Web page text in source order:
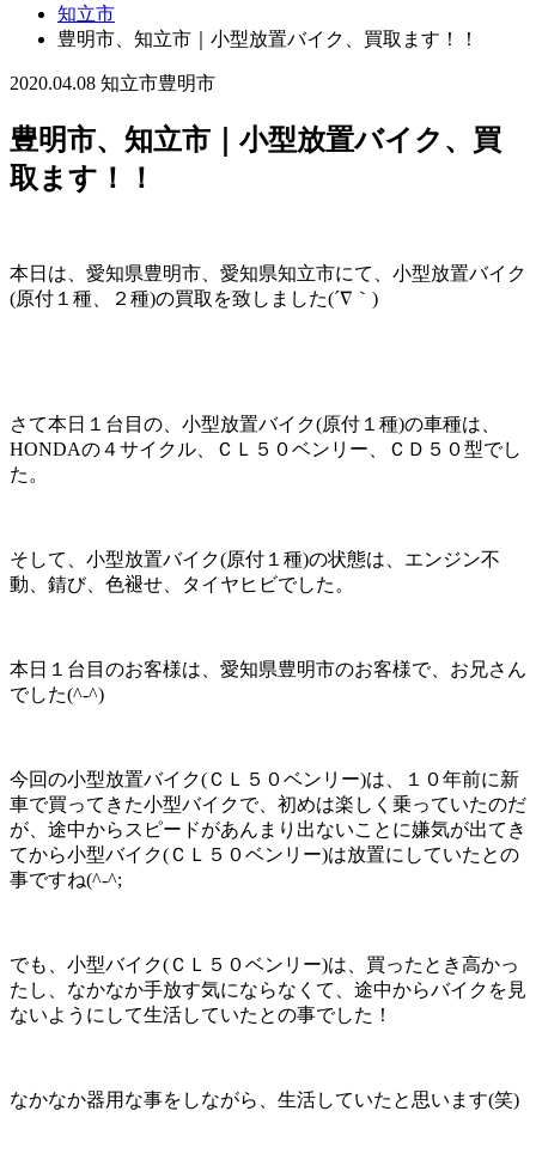
知立市
豊明市、知立市｜小型放置バイク、買取ます！！
2020.04.08 知立市豊明市
豊明市、知立市｜小型放置バイク、買
取ます！！
本日は、愛知県豊明市、愛知県知立市にて、小型放置バイク
(原付１種、２種)の買取を致しました(´∇｀)
さて本日１台目の、小型放置バイク(原付１種)の車種は、
HONDAの４サイクル、ＣＬ５０ベンリー、ＣＤ５０型でし
た。
そして、小型放置バイク(原付１種)の状態は、エンジン不
動、錆び、色褪せ、タイヤヒビでした。
本日１台目のお客様は、愛知県豊明市のお客様で、お兄さん
でした(^-^)
今回の小型放置バイク(ＣＬ５０ベンリー)は、１０年前に新
車で買ってきた小型バイクで、初めは楽しく乗っていたのだ
が、途中からスピードがあんまり出ないことに嫌気が出てき
てから小型バイク(ＣＬ５０ベンリー)は放置にしていたとの
事ですね(^-^;
でも、小型バイク(ＣＬ５０ベンリー)は、買ったとき高かっ
たし、なかなか手放す気にならなくて、途中からバイクを見
ないようにして生活していたとの事でした！
なかなか器用な事をしながら、生活していたと思います(笑)